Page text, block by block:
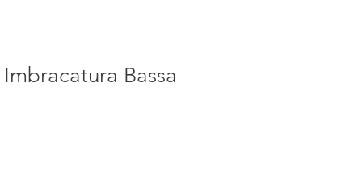
Bassa